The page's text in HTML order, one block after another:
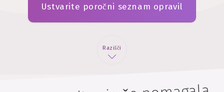
Ustvarite poročni seznam opravil
Razišči